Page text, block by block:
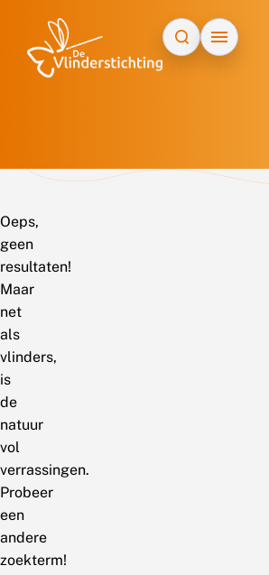
Oeps,
geen
resultaten!
Maar
net
als
vlinders,
is
de
natuur
vol
verrassingen.
Probeer
een
andere
zoekterm!